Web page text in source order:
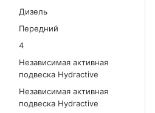
Дизель
Передний
4
Независимая активная
подвеска Hydractive
Независимая активная
подвеска Hydractive